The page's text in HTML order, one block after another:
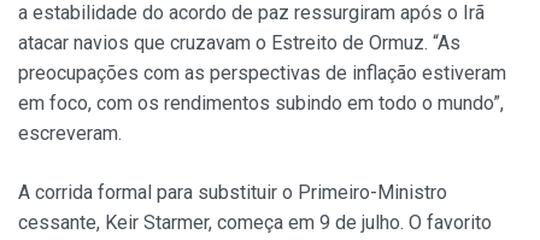
a estabilidade do acordo de paz ressurgiram após o Irã
atacar navios que cruzavam o Estreito de Ormuz. “As
preocupações com as perspectivas de inflação estiveram
em foco, com os rendimentos subindo em todo o mundo”,
escreveram.
A corrida formal para substituir o Primeiro-Ministro
cessante, Keir Starmer, começa em 9 de julho. O favorito